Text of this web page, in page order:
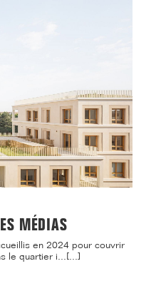
MÉDIAS
en 2024 pour couvrir
le quartier i...[...]